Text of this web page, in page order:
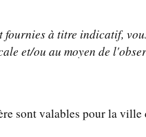
fournies à titre indicatif,
et/ou au moyen de
sont valables pour la